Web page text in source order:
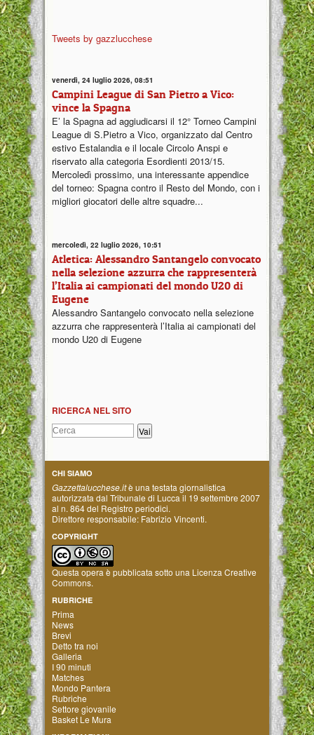
Tweets by gazzlucchese
venerdì, 24 luglio 2026, 08:51
Campini League di San Pietro a Vico:
vince la Spagna
E’ la Spagna ad aggiudicarsi il 12° Torneo Campini
League di S.Pietro a Vico, organizzato dal Centro
estivo Estalandia e il locale Circolo Anspi e
riservato alla categoria Esordienti 2013/15.
Mercoledì prossimo, una interessante appendice
del torneo: Spagna contro il Resto del Mondo, con i
migliori giocatori delle altre squadre...
mercoledì, 22 luglio 2026, 10:51
Atletica: Alessandro Santangelo convocato
nella selezione azzurra che rappresenterà
l’Italia ai campionati del mondo U20 di
Eugene
Alessandro Santangelo convocato nella selezione
azzurra che rappresenterà l’Italia ai campionati del
mondo U20 di Eugene
RICERCA NEL SITO
CHI SIAMO
Gazzettalucchese.itè una testata giornalistica
autorizzata dal Tribunale di Lucca il 19 settembre 2007
al n. 864 del Registro periodici.
Direttore responsabile: Fabrizio Vincenti.
COPYRIGHT
Questa opera è pubblicata sotto una Licenza Creative
Commons.
RUBRICHE
Prima
News
Brevi
Detto tra noi
Galleria
I 90 minuti
Matches
Mondo Pantera
Rubriche
Settore giovanile
Basket Le Mura